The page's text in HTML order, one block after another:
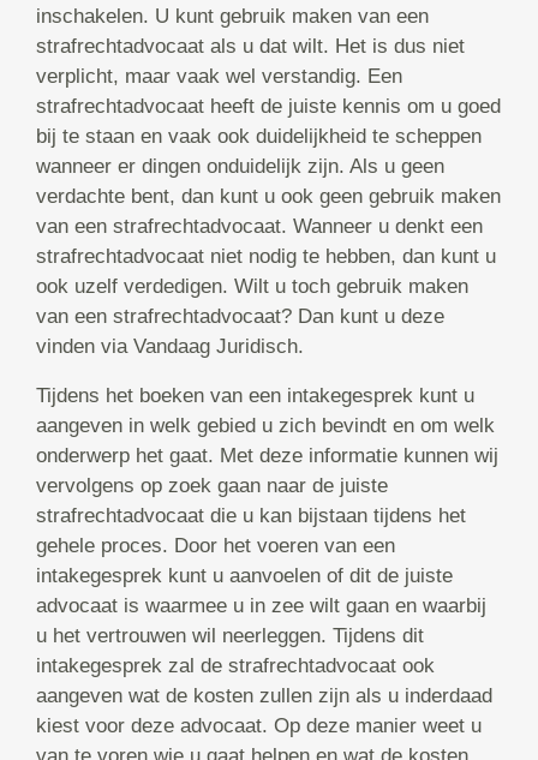
inschakelen. U kunt gebruik maken van een
strafrechtadvocaat als u dat wilt. Het is dus niet
verplicht, maar vaak wel verstandig. Een
strafrechtadvocaat heeft de juiste kennis om u goed
bij te staan en vaak ook duidelijkheid te scheppen
wanneer er dingen onduidelijk zijn. Als u geen
verdachte bent, dan kunt u ook geen gebruik maken
van een strafrechtadvocaat. Wanneer u denkt een
strafrechtadvocaat niet nodig te hebben, dan kunt u
ook uzelf verdedigen. Wilt u toch gebruik maken
van een strafrechtadvocaat? Dan kunt u deze
vinden via Vandaag Juridisch.
Tijdens het boeken van een intakegesprek kunt u
aangeven in welk gebied u zich bevindt en om welk
onderwerp het gaat. Met deze informatie kunnen wij
vervolgens op zoek gaan naar de juiste
strafrechtadvocaat die u kan bijstaan tijdens het
gehele proces. Door het voeren van een
intakegesprek kunt u aanvoelen of dit de juiste
advocaat is waarmee u in zee wilt gaan en waarbij
u het vertrouwen wil neerleggen. Tijdens dit
intakegesprek zal de strafrechtadvocaat ook
aangeven wat de kosten zullen zijn als u inderdaad
kiest voor deze advocaat. Op deze manier weet u